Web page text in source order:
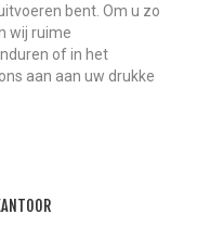
bent. Om u zo
wij ruime
of in het
aan aan uw drukke